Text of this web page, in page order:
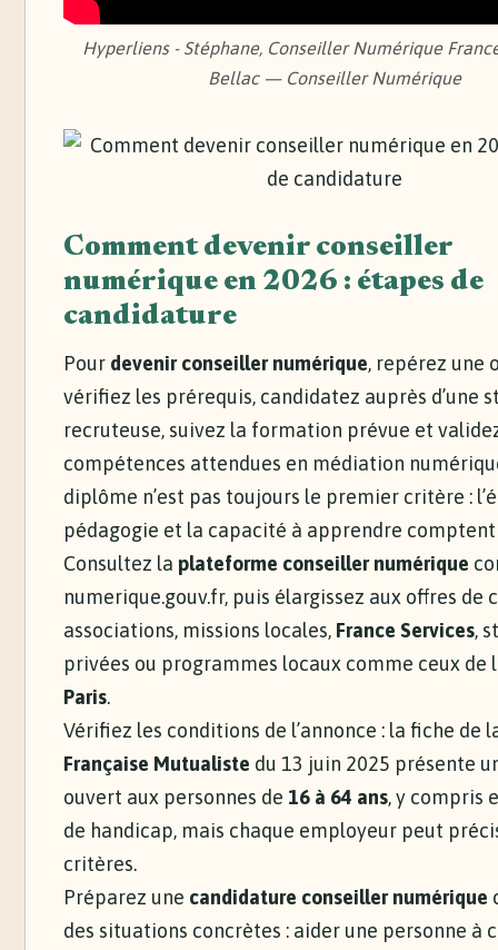
Hyperliens - Stéphane, Conseiller Numérique
Bellac — Conseiller Numérique
Comment devenir conseiller
numérique en 2026 : étapes de
candidature
Pour devenir conseiller numérique, repérez une
vérifiez les prérequis, candidatez auprès d’une
recruteuse, suivez la formation prévue et
compétences attendues en médiation
diplôme n’est pas toujours le premier critère :
pédagogie et la capacité à apprendre
Consultez la plateforme conseiller numérique
numerique.gouv.fr, puis élargissez aux offres de
associations, missions locales, France Services,
privées ou programmes locaux comme ceux de
Paris.
Vérifiez les conditions de l’annonce : la fiche de
Française Mutualiste du 13 juin 2025 présente
ouvert aux personnes de 16 à 64 ans, y compris
de handicap, mais chaque employeur peut
critères.
Préparez une candidature conseiller numérique
des situations concrètes : aider une personne à